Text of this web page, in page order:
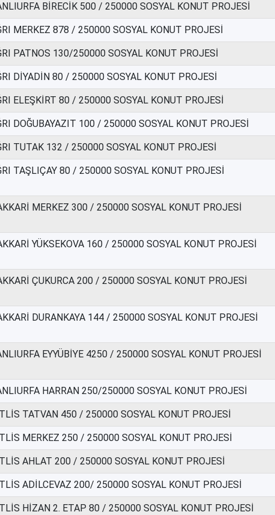
BİRECİK 500 / 250000 SOSYAL KONUT PROJESİ
MERKEZ 878 / 250000 SOSYAL KONUT PROJESİ
PATNOS 130/250000 SOSYAL KONUT PROJESİ
DİYADİN 80 / 250000 SOSYAL KONUT PROJESİ
ELEŞKİRT 80 / 250000 SOSYAL KONUT PROJESİ
DOĞUBAYAZIT 100 / 250000 SOSYAL KONUT PROJESİ
TUTAK 132 / 250000 SOSYAL KONUT PROJESİ
TAŞLIÇAY 80 / 250000 SOSYAL KONUT PROJESİ
MERKEZ 300 / 250000 SOSYAL KONUT PROJESİ
YÜKSEKOVA 160 / 250000 SOSYAL KONUT PROJESİ
ÇUKURCA 200 / 250000 SOSYAL KONUT PROJESİ
DURANKAYA 144 / 250000 SOSYAL KONUT PROJESİ
EYYÜBİYE 4250 / 250000 SOSYAL KONUT PROJESİ
HARRAN 250/250000 SOSYAL KONUT PROJESİ
TATVAN 450 / 250000 SOSYAL KONUT PROJESİ
MERKEZ 250 / 250000 SOSYAL KONUT PROJESİ
AHLAT 200 / 250000 SOSYAL KONUT PROJESİ
ADİLCEVAZ 200/ 250000 SOSYAL KONUT PROJESİ
HİZAN 2. ETAP 80 / 250000 SOSYAL KONUT PROJESİ